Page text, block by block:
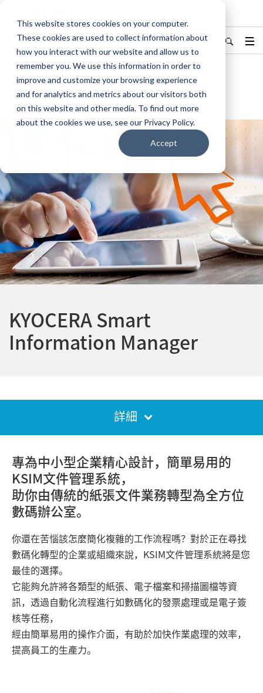
This website stores cookies on your computer.
These cookies are used to collect information about
how you interact with our website and allow us to
remember you. We use this information in order to
improve and customize your browsing experience
and for analytics and metrics about our visitors both
on this website and other media. To find out more
about the cookies we use, see our Privacy Policy.
Accept
Hong Kong/香港 English 更改地區
主頁
企業內容管理
KYOCERA Smart Information Manager
KYOCERA Smart
Information Manager
詳細
專為中小型企業精心設計，簡單易用的
KSIM文件管理系統，
助你由傳統的紙張文件業務轉型為全方位
數碼辦公室。
你還在苦惱該怎麼簡化複雜的工作流程嗎？對於正在尋找
數碼化轉型的企業或組織來說，KSIM文件管理系統將是您
最佳的選擇。
它能夠允許將各類型的紙張、電子檔案和掃描圖檔等資
訊，透過自動化流程進行如數碼化的發票處理或是電子簽
核等任務，
經由簡單易用的操作介面，有助於加快作業處理的效率，
提高員工的生產力。